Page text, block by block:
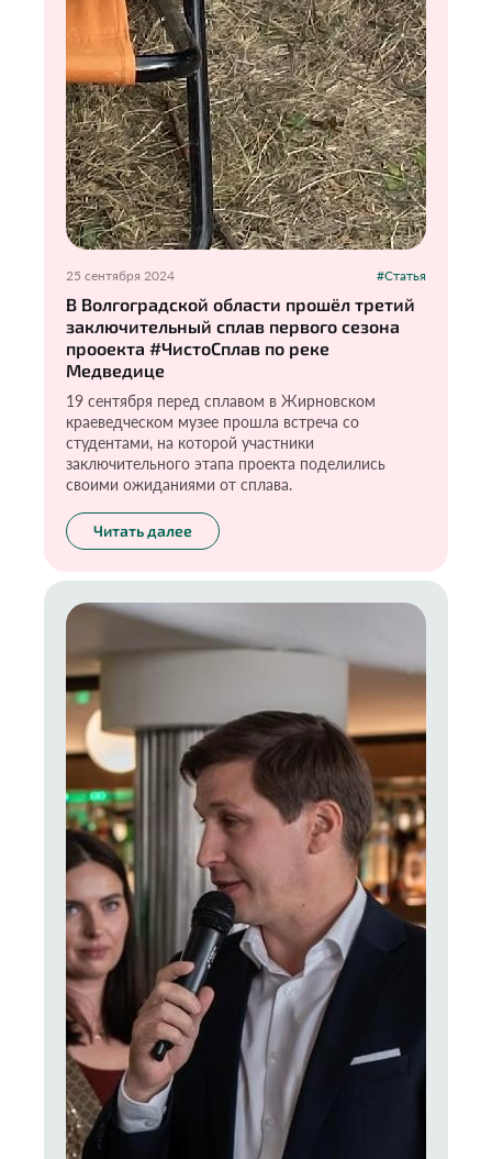
25 сентября 2024 #Статья
В Волгоградской области прошёл третий
заключительный сплав первого сезона
прооекта #ЧистоСплав по реке
Медведице
19 сентября перед сплавом в Жирновском
краеведческом музее прошла встреча со
студентами, на которой участники
заключительного этапа проекта поделились
своими ожиданиями от сплава.
Читать далее